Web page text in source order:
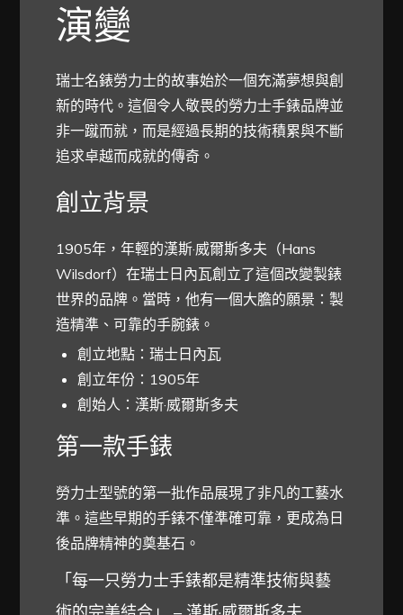
演變
瑞士名錶勞力士的故事始於一個充滿夢想與創
新的時代。這個令人敬畏的勞力士手錶品牌並
非一蹴而就，而是經過長期的技術積累與不斷
追求卓越而成就的傳奇。
創立背景
1905年，年輕的漢斯·威爾斯多夫（Hans
Wilsdorf）在瑞士日內瓦創立了這個改變製錶
世界的品牌。當時，他有一個大膽的願景：製
造精準、可靠的手腕錶。
創立地點：瑞士日內瓦
創立年份：1905年
創始人：漢斯·威爾斯多夫
第一款手錶
勞力士型號的第一批作品展現了非凡的工藝水
準。這些早期的手錶不僅準確可靠，更成為日
後品牌精神的奠基石。
「每一只勞力士手錶都是精準技術與藝